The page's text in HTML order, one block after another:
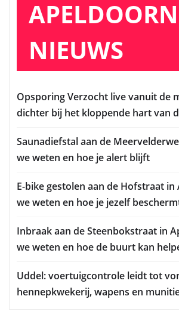
APELDOORN
NIEUWS
Opsporing Verzocht live vanuit de
dichter bij het kloppende hart van
Saunadiefstal aan de
we weten en hoe je alert blijft
E-bike gestolen aan de Hofstraat
we weten en hoe je jezelf
Inbraak aan de Steenbokstraat in
we weten en hoe de buurt kan
Uddel: voertuigcontrole leidt tot
hennepkwekerij, wapens en